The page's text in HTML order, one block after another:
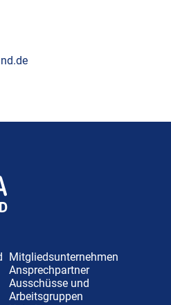
Mitgliedsunternehmen
Ansprechpartner
Ausschüsse und
Arbeitsgruppen